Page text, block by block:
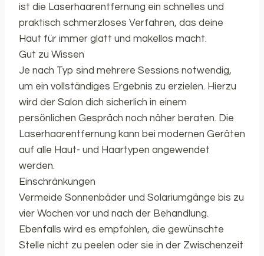
ist die Laserhaarentfernung ein schnelles und
praktisch schmerzloses Verfahren, das deine
Haut für immer glatt und makellos macht.
Gut zu Wissen
Je nach Typ sind mehrere Sessions notwendig,
um ein vollständiges Ergebnis zu erzielen. Hierzu
wird der Salon dich sicherlich in einem
persönlichen Gespräch noch näher beraten. Die
Laserhaarentfernung kann bei modernen Geräten
auf alle Haut- und Haartypen angewendet
werden.
Einschränkungen
Vermeide Sonnenbäder und Solariumgänge bis zu
vier Wochen vor und nach der Behandlung.
Ebenfalls wird es empfohlen, die gewünschte
Stelle nicht zu peelen oder sie in der Zwischenzeit